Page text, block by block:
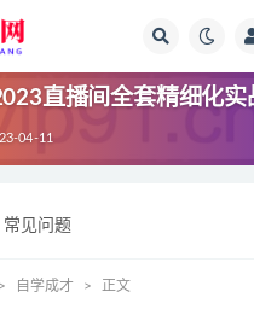
直播间全套精细化实
04-11
常见问题
自学成才 正文